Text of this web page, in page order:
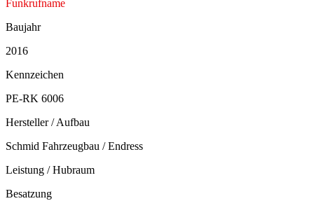
Funkrufname
Baujahr
2016
Kennzeichen
PE-RK 6006
Hersteller / Aufbau
Schmid Fahrzeugbau / Endress
Leistung / Hubraum
Besatzung